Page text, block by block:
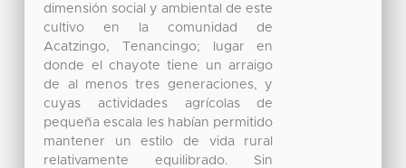
dimensión social y ambiental de este
cultivo en la comunidad de
Acatzingo, Tenancingo; lugar en
donde el chayote tiene un arraigo
de al menos tres generaciones, y
cuyas actividades agrícolas de
pequeña escala les habían permitido
mantener un estilo de vida rural
relativamente equilibrado. Sin